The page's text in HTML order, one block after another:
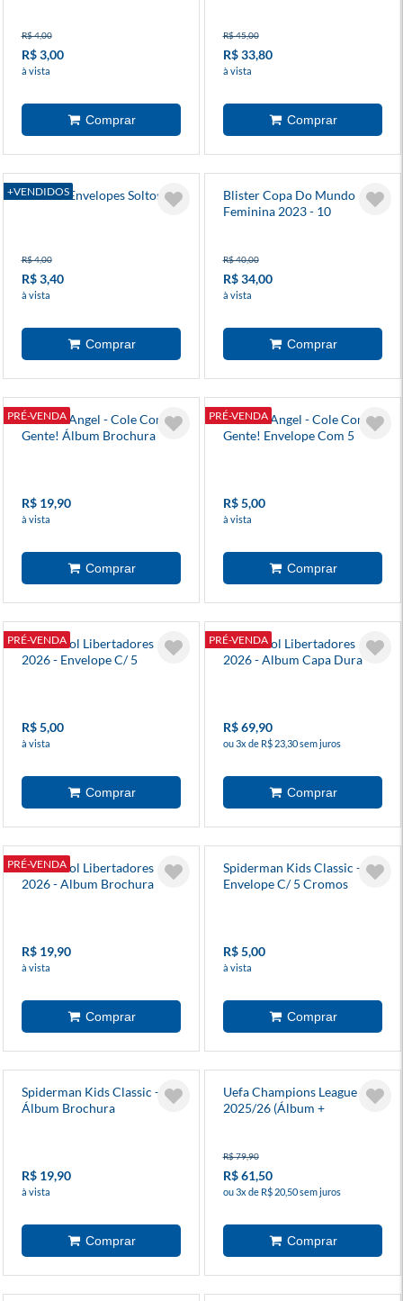
R$ 4,00
R$ 3,00
à vista
R$ 45,00
R$ 33,80
à vista
+VENDIDOS
Luluca - Envelopes Soltos
R$ 4,00
R$ 3,40
à vista
Blister Copa Do Mundo
Feminina 2023 - 10
R$ 40,00
R$ 34,00
à vista
PRÉ-VENDA
Stitch & Angel - Cole Com A
Gente! Álbum Brochura
R$ 19,90
à vista
PRÉ-VENDA
Stitch & Angel - Cole Com A
Gente! Envelope Com 5
R$ 5,00
à vista
PRÉ-VENDA
Conmebol Libertadores
2026 - Envelope C/ 5
R$ 5,00
à vista
PRÉ-VENDA
Conmebol Libertadores
2026 - Album Capa Dura
R$ 69,90
ou 3x de R$ 23,30 sem juros
PRÉ-VENDA
Conmebol Libertadores
2026 - Album Brochura
R$ 19,90
à vista
Spiderman Kids Classic -
Envelope C/ 5 Cromos
R$ 5,00
à vista
Spiderman Kids Classic -
Álbum Brochura
R$ 19,90
à vista
Uefa Champions League
2025/26 (Álbum +
R$ 79,90
R$ 61,50
ou 3x de R$ 20,50 sem juros